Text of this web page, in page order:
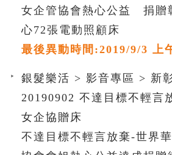
女企管協會熱心公益 捐贈
心72張電動照顧床
最後異動時間:2019/9/3 上
銀髮樂活 > 影音專區 > 新
20190902 不達目標不輕言
女企協贈床
不達目標不輕言放棄-世界